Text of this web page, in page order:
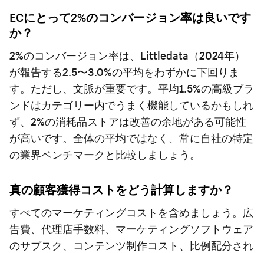
ECにとって2%のコンバージョン率は良いです
か？
2%のコンバージョン率は、Littledata（2024年）
が報告する2.5〜3.0%の平均をわずかに下回りま
す。ただし、文脈が重要です。平均1.5%の高級ブラ
ンドはカテゴリー内でうまく機能しているかもしれ
ず、2%の消耗品ストアは改善の余地がある可能性
が高いです。全体の平均ではなく、常に自社の特定
の業界ベンチマークと比較しましょう。
真の顧客獲得コストをどう計算しますか？
すべてのマーケティングコストを含めましょう。広
告費、代理店手数料、マーケティングソフトウェア
のサブスク、コンテンツ制作コスト、比例配分され